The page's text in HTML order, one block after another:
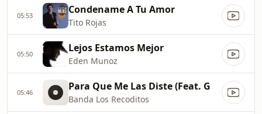
05:53 Condename A Tu Amor
Tito Rojas
05:50 Lejos Estamos Mejor
Eden Munoz
05:46 Para Que Me Las Diste (Feat. G
Banda Los Recoditos